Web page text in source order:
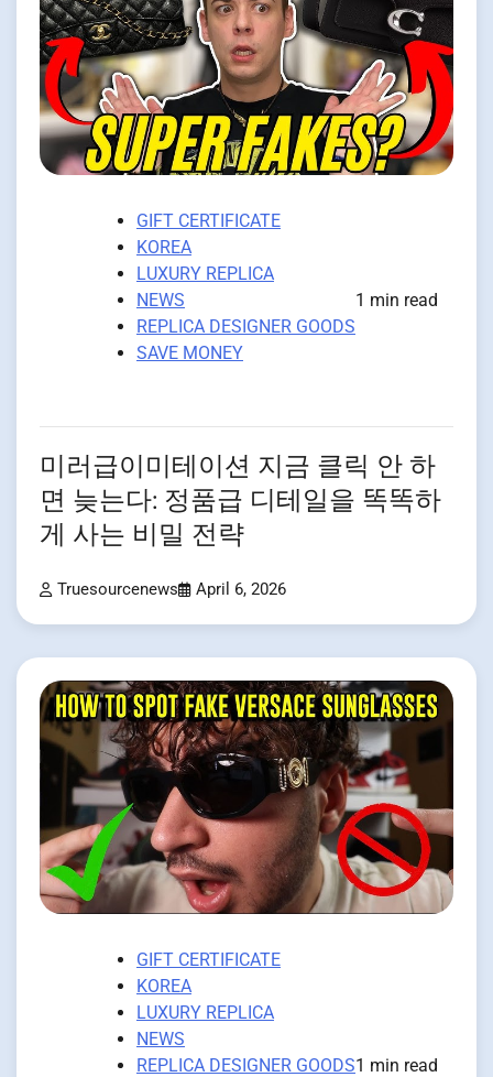
GIFT CERTIFICATE
KOREA
LUXURY REPLICA
NEWS
REPLICA DESIGNER GOODS
SAVE MONEY
1 min read
미러급이미테이션 지금 클릭 안 하
면 늦는다: 정품급 디테일을 똑똑하
게 사는 비밀 전략
Truesourcenews April 6, 2026
GIFT CERTIFICATE
KOREA
LUXURY REPLICA
NEWS
REPLICA DESIGNER GOODS1 min read